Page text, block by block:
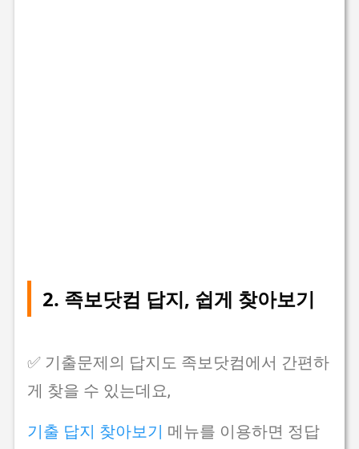
2. 족보닷컴 답지, 쉽게 찾아보기
✅ 기출문제의 답지도 족보닷컴에서 간편하
게 찾을 수 있는데요,
기출 답지 찾아보기 메뉴를 이용하면 정답